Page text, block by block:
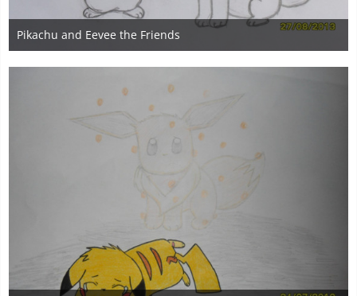
Pikachu and Eevee the Friends
27. August 2013
3